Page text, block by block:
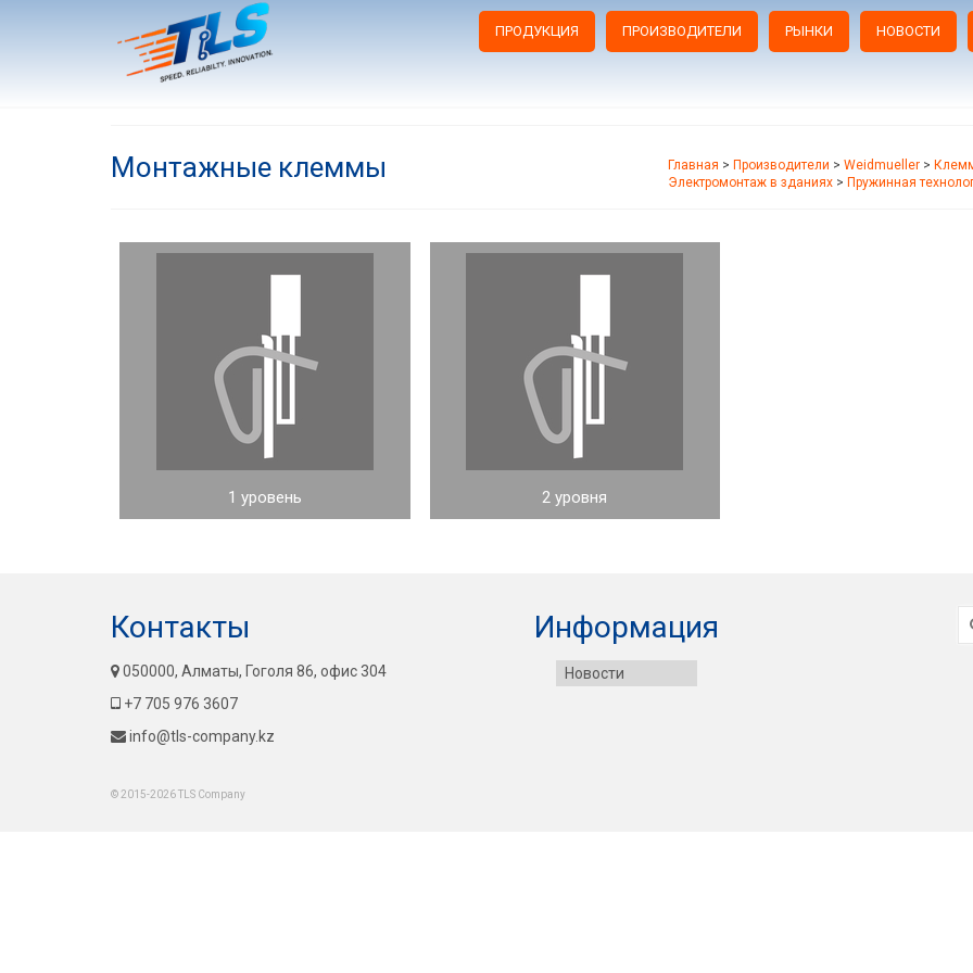
ПРОДУКЦИЯ ПРОИЗВОДИТЕЛИ РЫНКИ НОВОСТИ
Монтажные клеммы Главная > Производители > Weidmueller >
Электромонтаж в зданиях > Пружинная
1 уровень 2 уровня
Контакты
050000, Алматы, Гоголя 86, офис 304
+7 705 976 3607
info@tls-company.kz
Информация
Новости
© 2015-2026 TLS Company